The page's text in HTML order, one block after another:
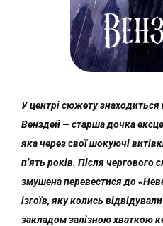
У центрі сюжету знаходиться
Венздей — старша дочка
яка через свої шокуючі
п’ять років. Після чергового
змушена перевестися до
ізгоїв, яку колись
закладом залізною хваткою